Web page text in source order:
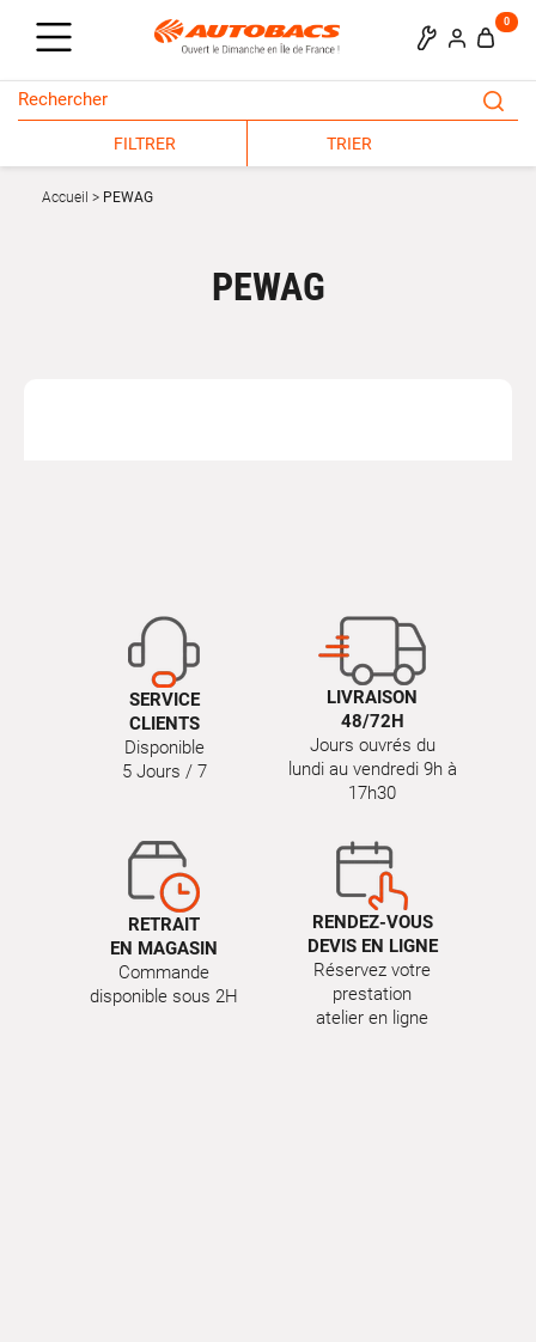
0
FILTRER TRIER
Accueil PEWAG
PEWAG
SERVICE
CLIENTS
Disponible
5 Jours / 7
LIVRAISON
48/72H
Jours ouvrés du
lundi au vendredi 9h à
17h30
RETRAIT
EN MAGASIN
Commande
disponible sous 2H
RENDEZ-VOUS
DEVIS EN LIGNE
Réservez votre
prestation
atelier en ligne